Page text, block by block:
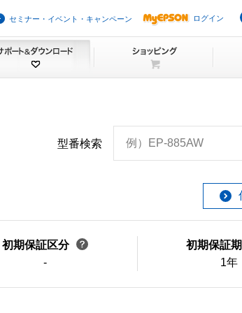
セミナー・イベント・キャンペーン ログイン
型番検索 例）EP-885AW
初期保証区分
-
初期保証
1年